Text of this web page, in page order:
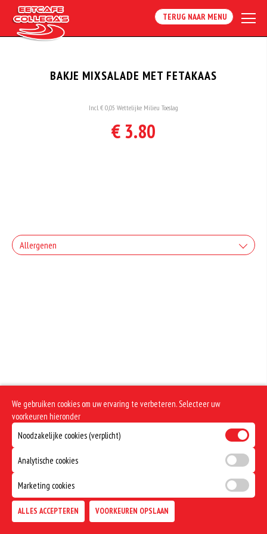
TERUG NAAR MENU
BAKJE MIXSALADE MET FETAKAAS
Incl. € 0,05 Wettelijke Milieu Toeslag
€ 3.80
Allergenen
We gebruiken cookies om uw ervaring te verbeteren. Selecteer uw
voorkeuren hieronder
Noodzakelijke cookies (verplicht)
Analytische cookies
Marketing cookies
ALLES ACCEPTEREN VOORKEUREN OPSLAAN